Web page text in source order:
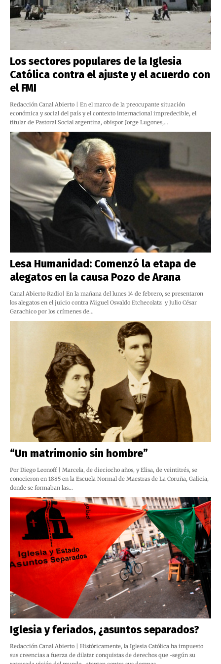
Los sectores populares de la Iglesia
Católica contra el ajuste y el acuerdo con
el FMI
Redacción Canal Abierto | En el marco de la preocupante situación
económica y social del país y el contexto internacional impredecible, el
titular de Pastoral Social argentina, obispor Jorge Lugones,…
Lesa Humanidad: Comenzó la etapa de
alegatos en la causa Pozo de Arana
Canal Abierto Radio| En la mañana del lunes 14 de febrero, se presentaron
los alegatos en el juicio contra Miguel Osvaldo Etchecolatz y Julio César
Garachico por los crímenes de…
“Un matrimonio sin hombre”
Por Diego Leonoff | Marcela, de dieciocho años, y Elisa, de veintitrés, se
conocieron en 1885 en la Escuela Normal de Maestras de La Coruña, Galicia,
donde se formaban las…
Iglesia y feriados, ¿asuntos separados?
Redacción Canal Abierto | Históricamente, la Iglesia Católica ha impuesto
sus creencias a fuerza de dilatar conquistas de derechos que -según su